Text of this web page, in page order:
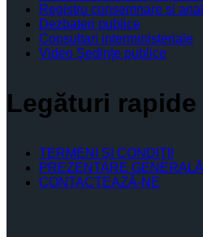
Registru consemnare si
Dezbateri publice
Consultari interministeriale
Video Şedinţe publice
Legături rapide
TERMENI ŞI CONDIŢII
PREZENTARE GENERALĂ
CONTACTEAZĂ-NE